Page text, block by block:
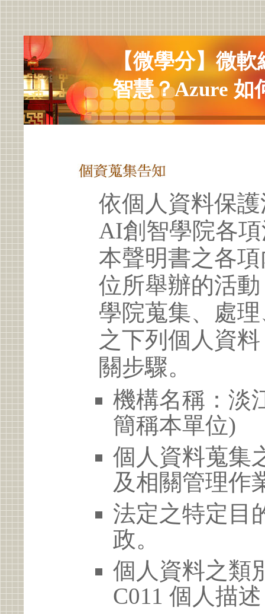
【微學分】微
智慧？Azure 如
依個人資料保
AI創智學院各
本聲明書之各
位所舉辦的活
學院蒐集、處
之下列個人資
關步驟。
機構名稱：淡
簡稱本單位)
個人資料蒐集
及相關管理作
法定之特定目
政。
個人資料之類
C011 個人描述